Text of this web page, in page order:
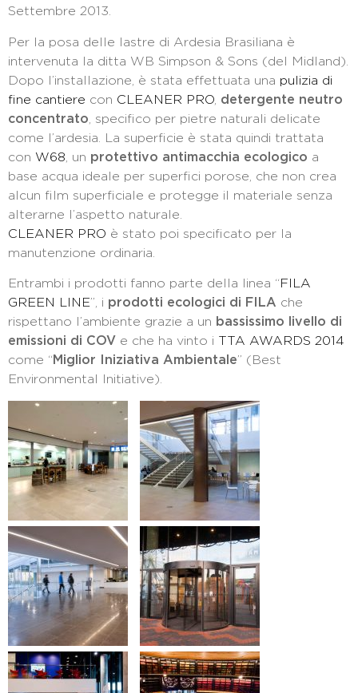
Settembre 2013.
Per la posa delle lastre di Ardesia Brasiliana è
intervenuta la ditta WB Simpson & Sons (del Midland).
Dopo l’installazione, è stata effettuata una pulizia di
fine cantiere con CLEANER PRO detergente neutro
concentrato , specifico per pietre naturali delicate
come l’ardesia. La superficie è stata quindi trattata
con W68 , un protettivo antimacchia ecologico a
base acqua ideale per superfici porose, che non crea
alcun film superficiale e protegge il materiale senza
alterarne l’aspetto naturale.
CLEANER PRO è stato poi specificato per la
manutenzione ordinaria.
Entrambi i prodotti fanno parte della linea “ FILA
GREEN LINE”, i prodotti ecologici di FILA che
rispettano l’ambiente grazie a un bassissimo livello di
emissioni di COV e che ha vinto i TTA AWARDS 2014
come “ Miglior Iniziativa Ambientale” (Best
Environmental Initiative).